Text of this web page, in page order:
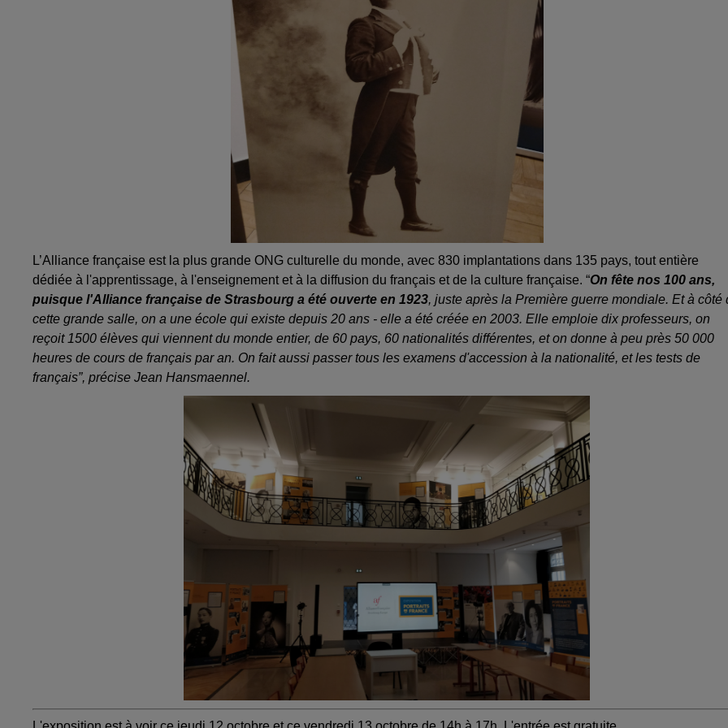
L’Alliance française est la plus grande ONG culturelle du monde, avec 830 implantations dans 135 pays, tout entière
dédiée à l'apprentissage, à l'enseignement et à la diffusion du français et de la culture française. “On fête nos 100 ans,
puisque l'Alliance française de Strasbourg a été ouverte en 1923, juste après la Première guerre mondiale. Et à côté
cette grande salle, on a une école qui existe depuis 20 ans - elle a été créée en 2003. Elle emploie dix professeurs, on
reçoit 1500 élèves qui viennent du monde entier, de 60 pays, 60 nationalités différentes, et on donne à peu près 50 000
heures de cours de français par an. On fait aussi passer tous les examens d'accession à la nationalité, et les tests de
français”, précise Jean Hansmaennel.